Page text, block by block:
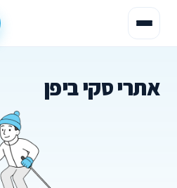
אתרי סקי ביפן